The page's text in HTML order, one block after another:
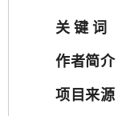
关 键 词
作者简介
项目来源